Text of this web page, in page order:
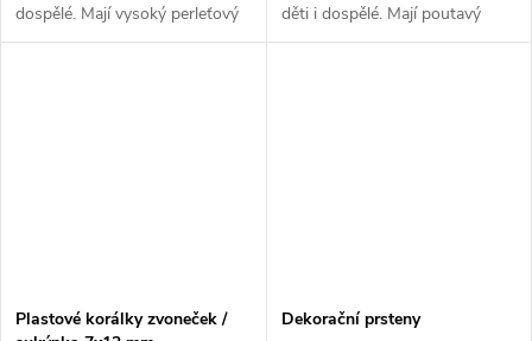
dospělé. Mají vysoký perleťový
lesk s AB efektem. Ocení je
děti i dospělé. Mají poutavý
perleťový lesk s AB efektem.
Plastové korálky zvoneček /
Dekorační prsteny